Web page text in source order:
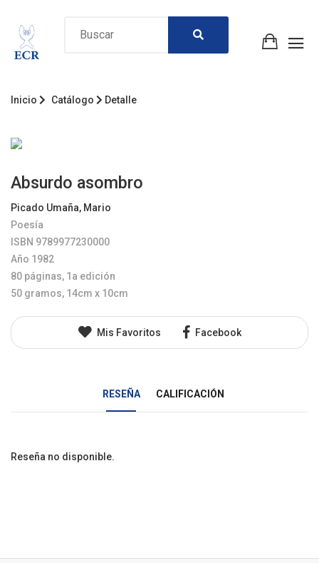
Inicio Catálogo Detalle
Absurdo asombro
Picado Umaña, Mario
Poesía
ISBN 9789977230000
Año 1982
80 páginas, 1a edición
50 gramos, 14cm x 10cm
Mis Favoritos Facebook
RESEÑA CALIFICACIÓN
Reseña no disponible.